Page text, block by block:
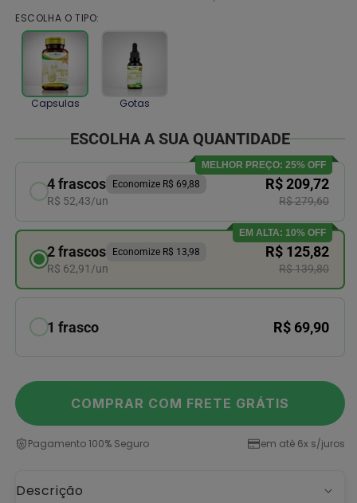
ESCOLHA O TIPO:
Capsulas Gotas
ESCOLHA A SUA QUANTIDADE
MELHOR PREÇO: 25% OFF
4 frascos Economize R$ 69,88
R$ 52,43/un
R$ 209,72
R$ 279,60
EM ALTA: 10% OFF
2 frascos Economize R$ 13,98
R$ 62,91/un
R$ 125,82
R$ 139,80
1 frasco R$ 69,90
COMPRAR COM FRETE GRÁTIS
Pagamento 100% Seguro em até 6x s/juros
Descrição